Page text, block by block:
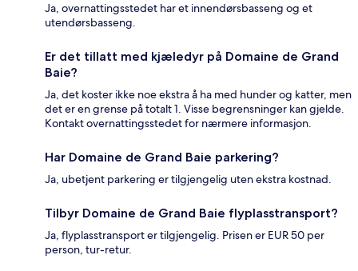
Ja, overnattingsstedet har et innendørsbasseng og et
utendørsbasseng.
Er det tillatt med kjæledyr på Domaine de Grand
Baie?
Ja, det koster ikke noe ekstra å ha med hunder og katter, men
det er en grense på totalt 1. Visse begrensninger kan gjelde.
Kontakt overnattingsstedet for nærmere informasjon.
Har Domaine de Grand Baie parkering?
Ja, ubetjent parkering er tilgjengelig uten ekstra kostnad.
Tilbyr Domaine de Grand Baie flyplasstransport?
Ja, flyplasstransport er tilgjengelig. Prisen er EUR 50 per
person, tur-retur.